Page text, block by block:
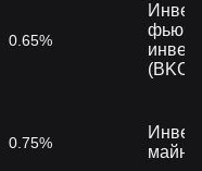
0.65%
0.75%